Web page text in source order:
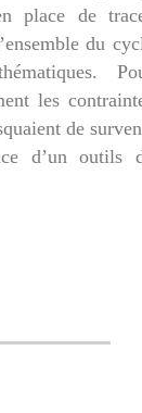
place de
du
les
de
d’un outils